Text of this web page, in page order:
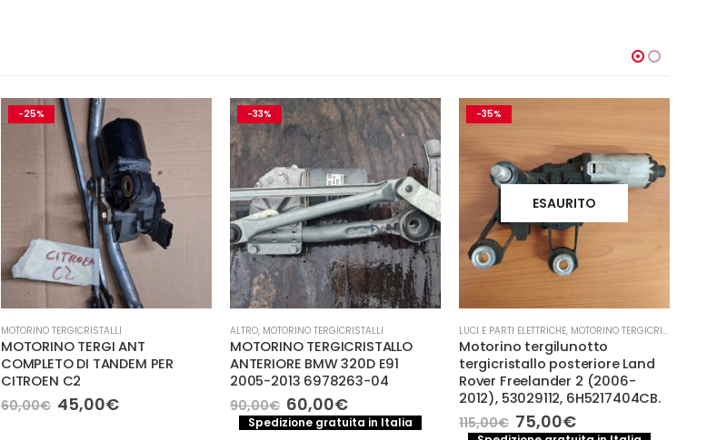
-25%
MOTORINO TERGICRISTALLI
MOTORINO TERGI ANT
COMPLETO DI TANDEM PER
CITROEN C2
60,00€ Il
prezzo
45,00€Il
-33%
ALTRO, MOTORINO TERGICRISTALLI
MOTORINO TERGICRISTALLO
ANTERIORE BMW 320D E91
2005-2013 6978263-04
90,00€ Il
prezzo
60,00€Il
prezzo
Spedizione gratuita in Italia
-35%
ESAURITO
LUCI E PARTI ELETTRICHE, MOTORINO TERGICRISTALLI
Motorino tergilunotto
tergicristallo posteriore Land
Rover Freelander 2 (2006-
2012), 53029112, 6H5217404CB.
115,00€ Il
75,00€Il